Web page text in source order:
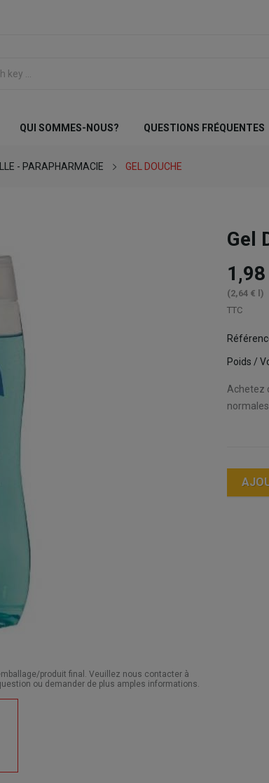
QUI SOMMES-NOUS? QUESTIONS FRÉQUENTES
- PARAPHARMACIE GEL DOUCHE
produit final. Veuillez nous contacter à
ou demander de plus amples informations.
Gel
(2,64 € l)
TTC
Poids /
Achetez